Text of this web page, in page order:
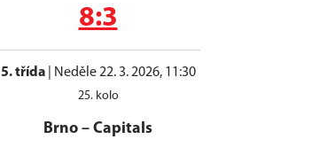
8:3
5. třída| Neděle 22. 3. 2026, 11:30
25. kolo
Brno – Capitals